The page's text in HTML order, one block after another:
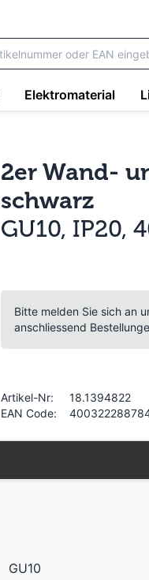
Elektromaterial
2er Wand-
schwarz
GU10, IP20,
Bitte melden Sie sich an
anschliessend
Artikel-Nr:
18.1394822
EAN Code:
GU10